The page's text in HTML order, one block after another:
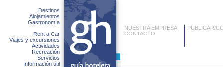
Destinos
Alojamientos
Gastronomía
Rent a Car
Viajes y excursiones
Actividades
Recreación
Servicios
Información útil
NUESTRA EMPRESA
CONTACTO
PUBLICAR/